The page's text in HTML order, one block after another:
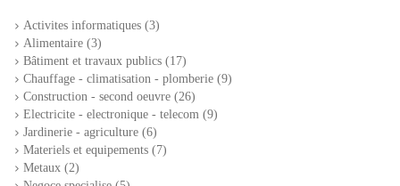
Activites informatiques (3)
Alimentaire (3)
Bâtiment et travaux publics (17)
Chauffage - climatisation - plomberie (9)
Construction - second oeuvre (26)
Electricite - electronique - telecom (9)
Jardinerie - agriculture (6)
Materiels et equipements (7)
Metaux (2)